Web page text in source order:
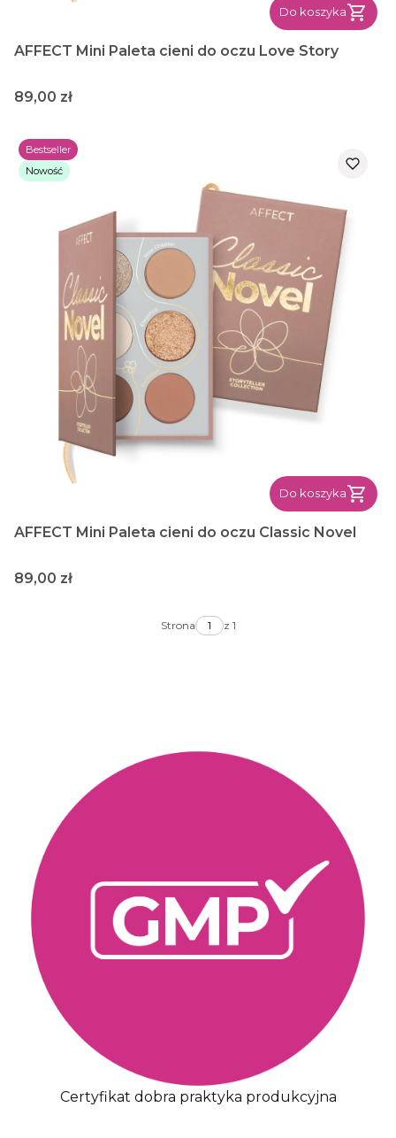
Do koszyka
AFFECT Mini Paleta cieni do oczu Love Story
Cena
89,00 zł
Bestseller
Nowość
Do koszyka
AFFECT Mini Paleta cieni do oczu Classic Novel
Cena
89,00 zł
Strona z 1
Certyfikat dobra praktyka produkcyjna